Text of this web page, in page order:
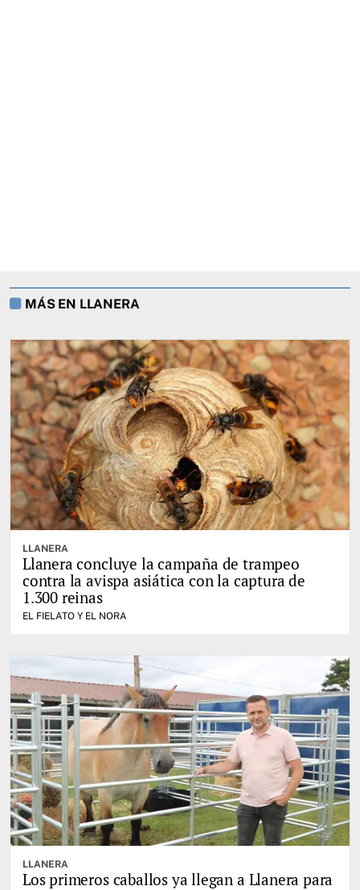
MÁS EN LLANERA
LLANERA
Llanera concluye la campaña de trampeo
contra la avispa asiática con la captura de
1.300 reinas
EL FIELATO Y EL NORA
LLANERA
Los primeros caballos ya llegan a Llanera para